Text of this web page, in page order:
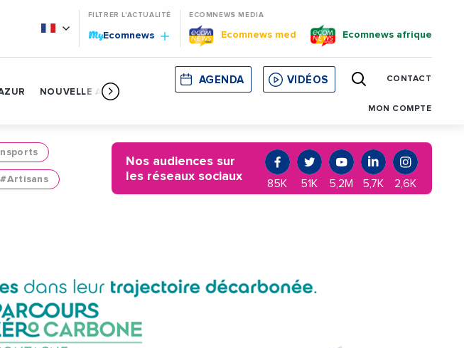
FILTRER L'ACTUALITÉ
MyEcomnews
ECOMNEWS MEDIA
Ecomnews med Ecomnews afrique
NOUVELLE AQUITAINE CORSE MONACO CATALOGNE
AGENDA VIDÉOS CONTACT
MON COMPTE
#Artisans
Nos audiences sur
les réseaux sociaux
85K 51K 5,2M 5,7K 2,6K